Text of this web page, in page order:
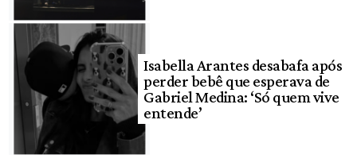
Isabella Arantes desabafa após
perder bebê que esperava de
Gabriel Medina: ‘Só quem vive
entende’